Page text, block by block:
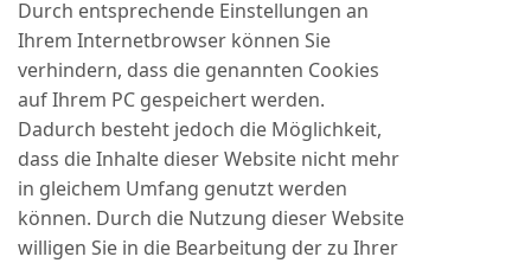
Durch entsprechende Einstellungen an
Ihrem Internetbrowser können Sie
verhindern, dass die genannten Cookies
auf Ihrem PC gespeichert werden.
Dadurch besteht jedoch die Möglichkeit,
dass die Inhalte dieser Website nicht mehr
in gleichem Umfang genutzt werden
können. Durch die Nutzung dieser Website
willigen Sie in die Bearbeitung der zu Ihrer